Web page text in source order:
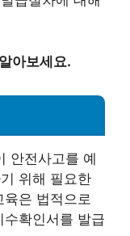
아보세요.
안전사고를 예
위해 필요한
은 법적으로
확인서를 발급